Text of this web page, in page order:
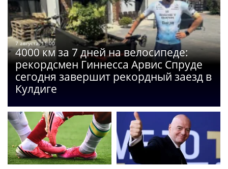
7 августа, 11:00
4000 км за 7 дней на велосипеде:
рекордсмен Гиннесса Арвис Спруде
сегодня завершит рекордный заезд в
Кулдиге